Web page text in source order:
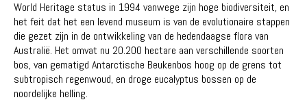
World Heritage status in 1994 vanwege zijn hoge biodiversiteit, en
het feit dat het een levend museum is van de evolutionaire stappen
die gezet zijn in de ontwikkeling van de hedendaagse flora van
Australië. Het omvat nu 20.200 hectare aan verschillende soorten
bos, van gematigd Antarctische Beukenbos hoog op de grens tot
subtropisch regenwoud, en droge eucalyptus bossen op de
noordelijke helling.